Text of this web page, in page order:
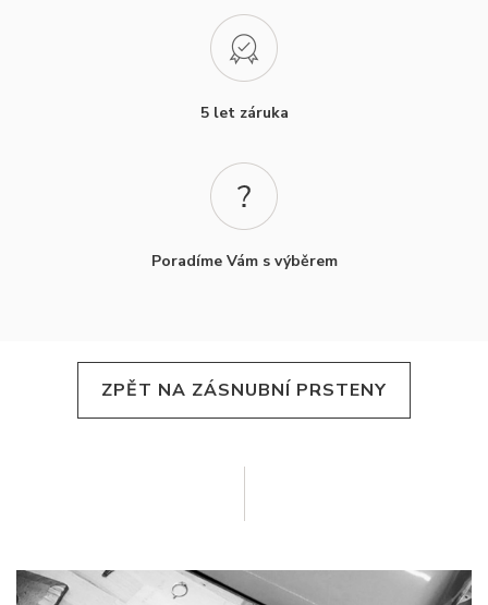
5 let záruka
Poradíme Vám s výběrem
ZPĚT NA ZÁSNUBNÍ PRSTENY